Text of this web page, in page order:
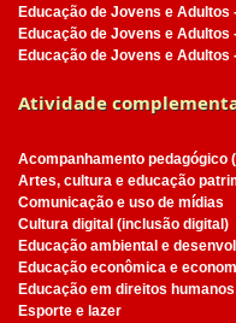
Educação de Jovens e
Educação de Jovens e Adultos
Educação de Jovens e Adultos
Atividade
Acompanhamento pedagógico
Artes, cultura e educação
Comunicação e uso de mídias
Cultura digital (inclusão digital)
Educação ambiental e
Educação econômica e
Educação em direitos humanos
Esporte e lazer